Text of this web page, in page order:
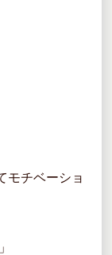
モチベーショ